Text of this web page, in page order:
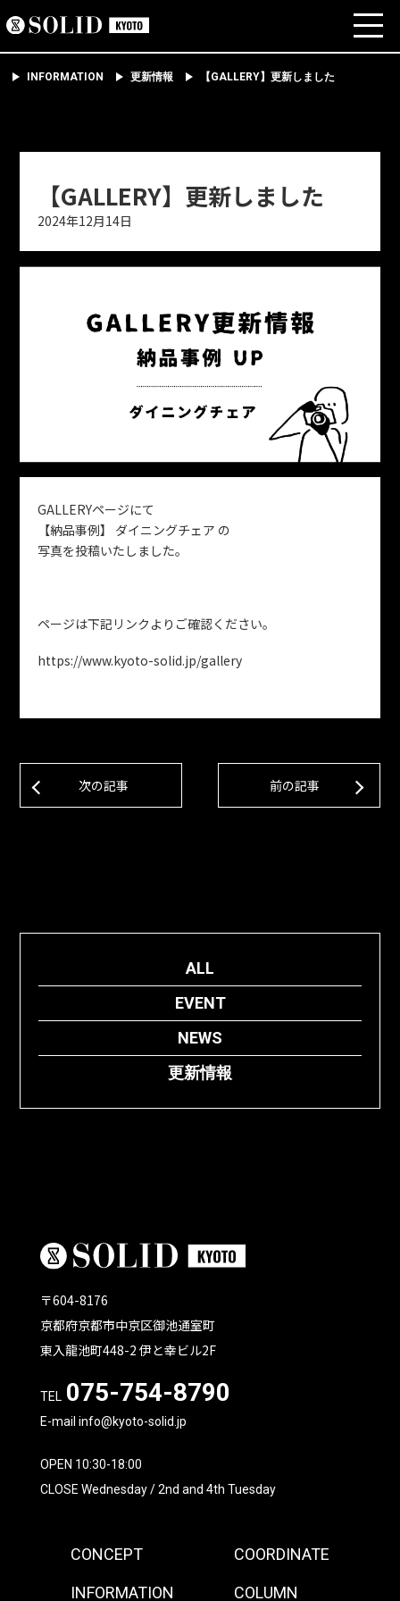
INFORMATION 更新情報 【GALLERY】更新しました
【GALLERY】更新しました
2024年12月14日
GALLERYページにて
【納品事例】 ダイニングチェア の
写真を投稿いたしました。
ページは下記リンクよりご確認ください。
https://www.kyoto-solid.jp/gallery
次の記事 前の記事
ALL
EVENT
NEWS
更新情報
〒604-8176
京都府京都市中京区御池通室町
東入龍池町448-2 伊と幸ビル2F
TEL 075-754-8790
E-mail info@kyoto-solid.jp
OPEN 10:30-18:00
CLOSE Wednesday / 2nd and 4th Tuesday
CONCEPT
INFORMATION
COORDINATE
COLUMN